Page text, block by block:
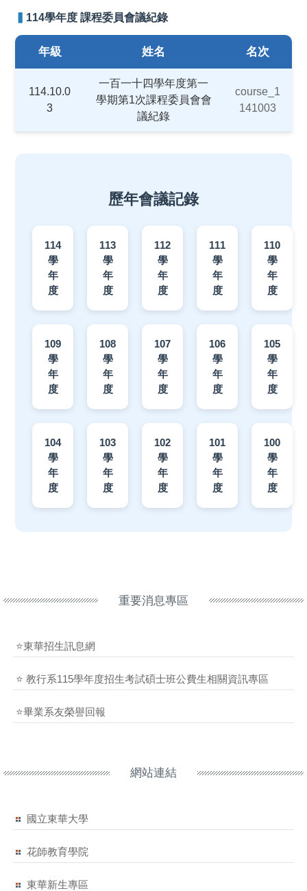
法規表單
▍ 114學年度 課程委員會議紀錄
年級 姓名 名次
114.10.0
3
一百一十四學年度第一
學期第1次課程委員會會
議紀錄
course_1
141003
歷年會議記錄
114
學
年
度
113
學
年
度
112
學
年
度
111
學
年
度
110
學
年
度
109
學
年
度
108
學
年
度
107
學
年
度
106
學
年
度
105
學
年
度
104
學
年
度
103
學
年
度
102
學
年
度
101
學
年
度
100
學
年
度
重要消息專區
⭐東華招生訊息網
⭐ 教行系115學年度招生考試碩士班公費生相關資訊專區
⭐畢業系友榮譽回報
網站連結
國立東華大學
花師教育學院
東華新生專區